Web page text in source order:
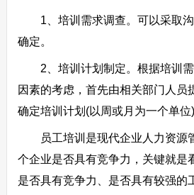
1、培训需求调查。可以采取沟
确定。
2、培训计划制定。根据培训需
因素的考虑，首先由相关部门人员
确定培训计划(以周或月为一个单位)
员工培训是现代企业人力资源
个企业是否具有竞争力，关键就是
是否具有竞争力、是否具有较强的